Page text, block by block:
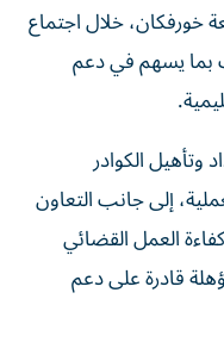
خورفكان، خلال اجتماع
بما يسهم في دعم
وتأهيل الكوادر
إلى جانب التعاون
العمل القضائي
قادرة على دعم